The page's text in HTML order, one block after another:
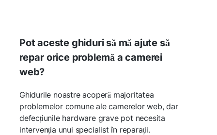
Pot aceste ghiduri să mă ajute să
repar orice problemă a camerei
web?
Ghidurile noastre acoperă majoritatea
problemelor comune ale camerelor web, dar
defecțiunile hardware grave pot necesita
intervenția unui specialist în reparații.